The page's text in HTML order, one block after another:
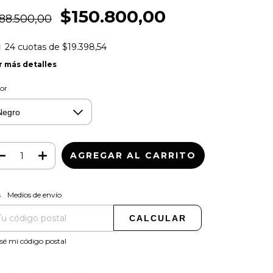
$150.800,00
24 cuotas de $19.398,54
más detalles
para el CP:
Medios de envío
CALCULAR
mi código postal